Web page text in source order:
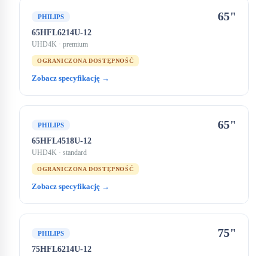
PHILIPS 65"
65HFL6214U-12
UHD4K · premium
OGRANICZONA DOSTĘPNOŚĆ
Zobacz specyfikację →
PHILIPS 65"
65HFL4518U-12
UHD4K · standard
OGRANICZONA DOSTĘPNOŚĆ
Zobacz specyfikację →
PHILIPS 75"
75HFL6214U-12